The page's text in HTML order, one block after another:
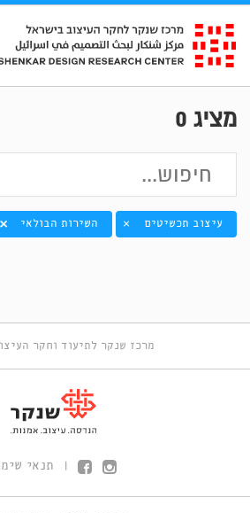
מציג 0
עיצוב תכשיטים × השירות הבולאי
מרכז שנקר לתיעוד וחקר
תנאי